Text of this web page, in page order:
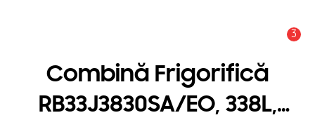
3
Combină Frigorifică
RB33J3830SA/EO, 338L,